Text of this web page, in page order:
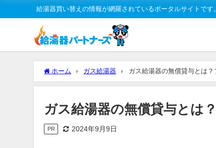
給湯器買い替えの情報が網羅されているポータルサイトで
ホーム ガス給湯器 ガス給湯器の無償貸与とは
ガス給湯器の無償貸与とは
PR 2024年9月9日